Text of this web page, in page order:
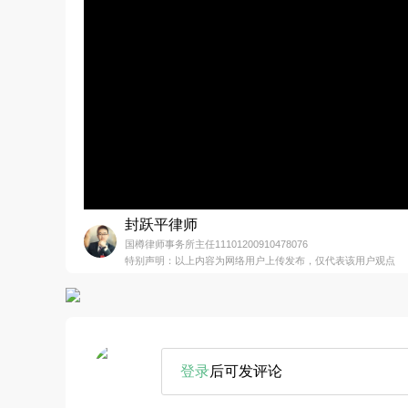
封跃平律师
国樽律师事务所主任11101200910478076
特别声明：以上内容为网络用户上传发布，仅代表该用户观点
登录后可发评论